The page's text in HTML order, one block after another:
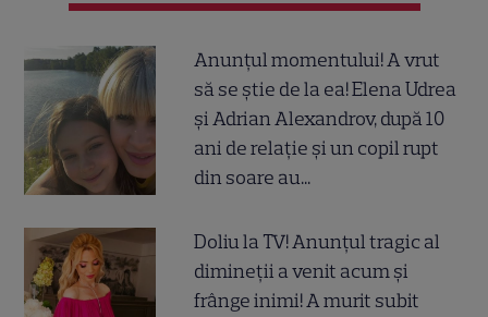
Anunțul momentului! A vrut
să se știe de la ea! Elena Udrea
și Adrian Alexandrov, după 10
ani de relație și un copil rupt
din soare au...
Doliu la TV! Anunțul tragic al
dimineții a venit acum și
frânge inimi! A murit subit